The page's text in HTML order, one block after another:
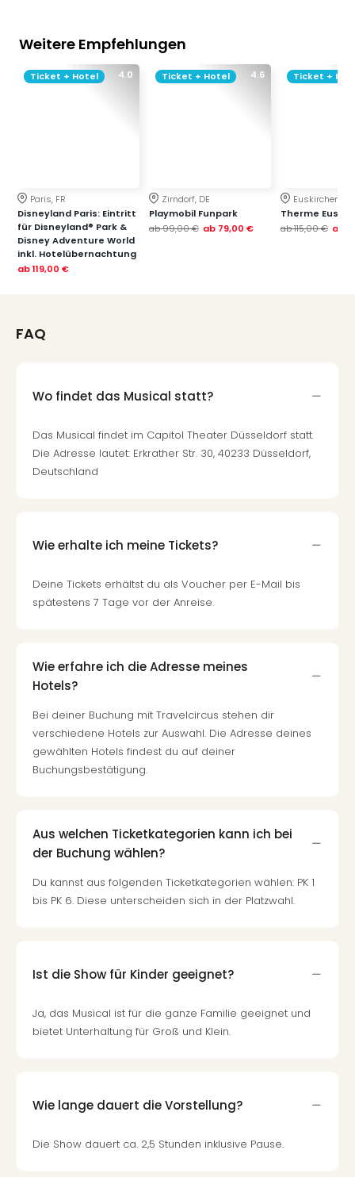
Weitere Empfehlungen
4.0
Ticket + Hotel
Paris, FR
Disneyland Paris: Eintritt
für Disneyland® Park &
Disney Adventure World
inkl. Hotelübernachtung
ab119,00 €
4.6
Ticket + Hotel
Zirndorf, DE
Playmobil Funpark
ab99,00 € ab 79,00 €
Ticket +
Euskirchen, DE
Therme
ab115,00 € ab
FAQ
Wo findet das Musical statt?
Das Musical findet im Capitol Theater Düsseldorf statt.
Die Adresse lautet: Erkrather Str. 30, 40233 Düsseldorf,
Deutschland
Wie erhalte ich meine Tickets?
Deine Tickets erhältst du als Voucher per E-Mail bis
spätestens 7 Tage vor der Anreise.
Wie erfahre ich die Adresse meines
Hotels?
Bei deiner Buchung mit Travelcircus stehen dir
verschiedene Hotels zur Auswahl. Die Adresse deines
gewählten Hotels findest du auf deiner
Buchungsbestätigung.
Aus welchen Ticketkategorien kann ich bei
der Buchung wählen?
Du kannst aus folgenden Ticketkategorien wählen: PK 1
bis PK 6. Diese unterscheiden sich in der Platzwahl.
Ist die Show für Kinder geeignet?
Ja, das Musical ist für die ganze Familie geeignet und
bietet Unterhaltung für Groß und Klein.
Wie lange dauert die Vorstellung?
Die Show dauert ca. 2,5 Stunden inklusive Pause.